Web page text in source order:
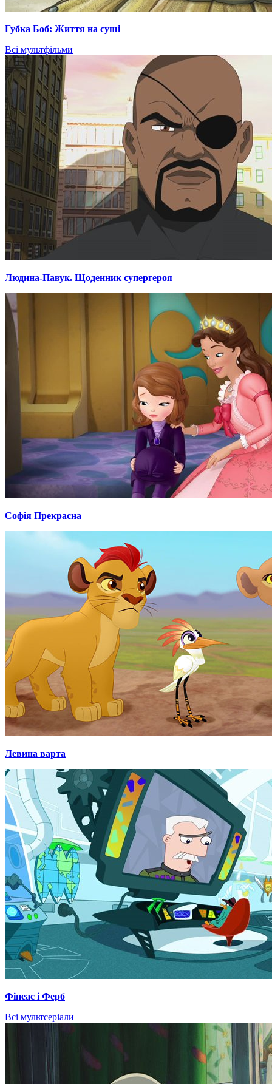
Губка Боб: Життя на суші
Всі мультфільми
Людина-Павук. Щоденник супергероя
Софія Прекрасна
Левина варта
Фінеас і Ферб
Всі мультсеріали